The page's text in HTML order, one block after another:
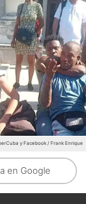
y Facebook / Frank Enrique
en Google